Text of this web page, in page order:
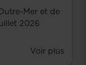
Mer et de
2026
Voir plus